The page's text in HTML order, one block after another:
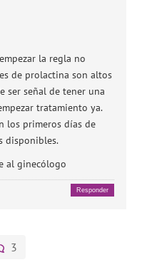
la regla no
de prolactina son altos
ser señal de tener una
tratamiento ya.
los primeros días de
disponibles.
al ginecólogo
Responder
3